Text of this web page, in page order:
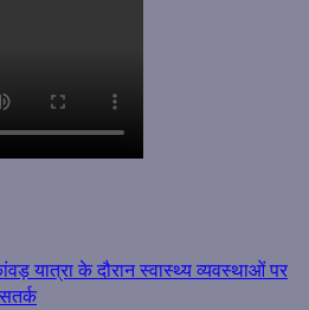
यात्रा के दौरान स्वास्थ्य व्यवस्थाओं पर